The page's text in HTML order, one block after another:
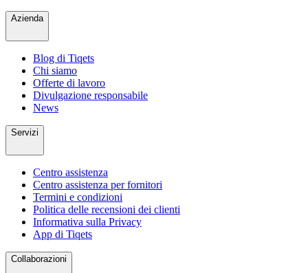
Azienda
Blog di Tiqets
Chi siamo
Offerte di lavoro
Divulgazione responsabile
News
Servizi
Centro assistenza
Centro assistenza per fornitori
Termini e condizioni
Politica delle recensioni dei clienti
Informativa sulla Privacy
App di Tiqets
Collaborazioni